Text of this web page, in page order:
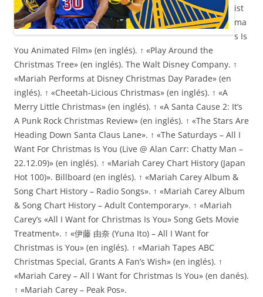
ist
ma
s Is
You Animated Film» (en inglés). ↑ «Play Around the
Christmas Tree» (en inglés). The Walt Disney Company. ↑
«Mariah Performs at Disney Christmas Day Parade» (en
inglés). ↑ «Cheetah-Licious Christmas» (en inglés). ↑ «A
Merry Little Christmas» (en inglés). ↑ «A Santa Cause 2: It’s
A Punk Rock Christmas Review» (en inglés). ↑ «The Stars Are
Heading Down Santa Claus Lane». ↑ «The Saturdays – All I
Want For Christmas Is You (Live @ Alan Carr: Chatty Man –
22.12.09)» (en inglés). ↑ «Mariah Carey Chart History (Japan
Hot 100)». Billboard (en inglés). ↑ «Mariah Carey Album &
Song Chart History – Radio Songs». ↑ «Mariah Carey Album
& Song Chart History – Adult Contemporary». ↑ «Mariah
Carey’s «All I Want for Christmas Is You» Song Gets Movie
Treatment». ↑ «伊藤 由奈 (Yuna Ito) – All I Want for
Christmas is You» (en inglés). ↑ «Mariah Tapes ABC
Christmas Special, Grants A Fan’s Wish» (en inglés). ↑
«Mariah Carey – All I Want for Christmas Is You» (en danés).
↑ «Mariah Carey – Peak Pos».